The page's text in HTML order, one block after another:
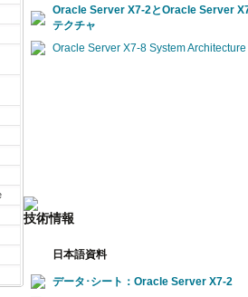
Oracle Server X7-2とOracle Server
テクチャ
Oracle Server X7-8 System Architecture
技術情報
日本語資料
データ･シート：Oracle Server X7-2